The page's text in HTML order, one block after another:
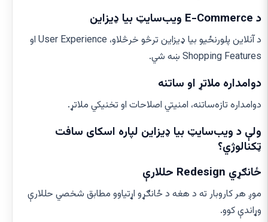
د E-Commerce ویب‌سایټ بیا ډیزاین
د آنلاین پلورنځیو بیا ډیزاین ترڅو خرڅلاو، User Experience او
Shopping Features ښه شي.
دوامداره ملاتړ او ساتنه
دوامداره تازه‌ساتنه، امنیتي اصلاحات او تخنیکي ملاتړ.
ولې د ویب‌سایټ بیا ډیزاین لپاره اسکای سافت
ټکنالوژي؟
ځانګړي Redesign حللارې
موږ هر کاروبار ته د هغه د ځانګړو اړتیاوو مطابق شخصي حللارې
وړاندې کوو.